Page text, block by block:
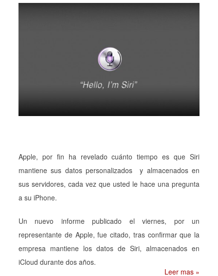
Apple, por fin ha revelado cuánto tiempo es que Siri
mantiene sus datos personalizados y almacenados en
sus servidores, cada vez que usted le hace una pregunta
a su iPhone.
Un nuevo informe publicado el viernes, por un
representante de Apple, fue citado, tras confirmar que la
empresa mantiene los datos de Siri, almacenados en
iCloud durante dos años.
Leer mas »